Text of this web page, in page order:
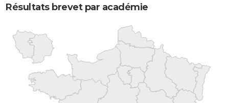
Résultats brevet par académie